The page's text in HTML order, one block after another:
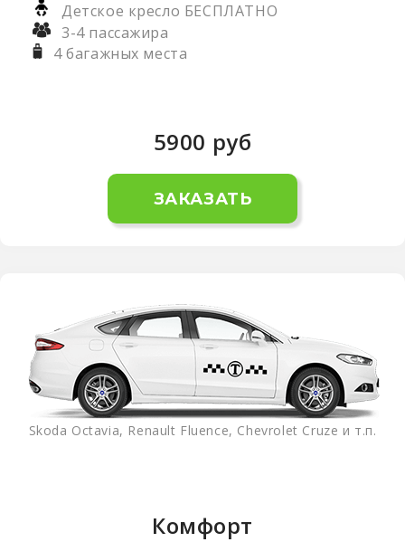
Детское кресло БЕСПЛАТНО
3-4 пассажира
4 багажных места
5900 руб
ЗАКАЗАТЬ
Skoda Octavia, Renault Fluence, Chevrolet Cruze и т.п.
Комфорт